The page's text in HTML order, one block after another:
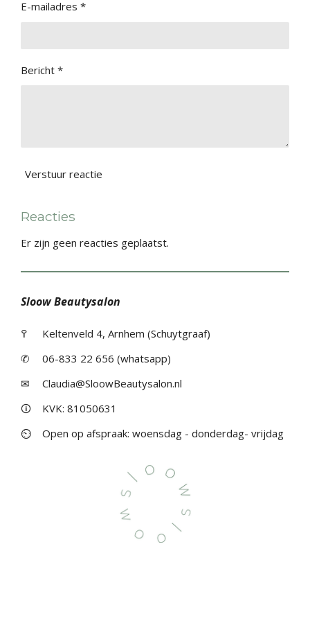
E-mailadres *
Bericht *
Verstuur reactie
Reacties
Er zijn geen reacties geplaatst.
Sloow Beautysalon
߉
Keltenveld 4, Arnhem (Schuytgraaf)
✆
06-833 22 656 (whatsapp)
✉
Claudia@SloowBeautysalon.nl
🛈
KVK: 81050631
⏲
Open op afspraak: woensdag - donderdag- vrijdag